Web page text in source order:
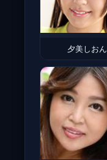
夕美しおん